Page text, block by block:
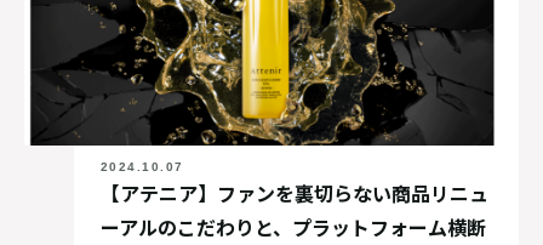
2024.10.07
【アテニア】ファンを裏切らない商品リニュ
ーアルのこだわりと、プラットフォーム横断